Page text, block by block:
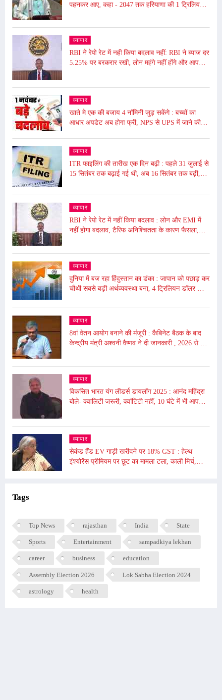
पहनकर आए, कहा - 2047 तक हरियाणा की 1 ट्रिलियन
व्यापार
RBI ने रेपो रेट में नही किया बदलाव नहीं: RBI ने ब्याज दर
5.25% पर बरकरार रखी, लोन महंगे नहीं होंगे और आपकी
व्यापार
खाते मे एक की बजाय 4 नॉमिनी जुड़ सकेंगे : बच्चों का
आधार अपडेट अब होगा फ्री, NPS से UPS में जाने की
व्यापार
ITR फाइलिंग की तारीख एक दिन बढ़ी : पहले 31 जुलाई से
15 सितंबर तक बढ़ाई गई थी, अब 16 सितंबर तक बढ़ी,
व्यापार
RBI ने रेपो रेट में नहीं किया बदलाव : लोन और EMI में
नहीं होगा बदलाव, टैरिफ अनिश्चितता के कारण फैसला,
व्यापार
दुनिया में बज रहा हिंदुस्तान का डंका : जापान को पछाड़ कर
चौथी सबसे बड़ी अर्थव्यवस्था बना, 4 ट्रिलियन डॉलर की
व्यापार
8वां वेतन आयोग बनाने की मंजूरी : कैबिनेट बैठक के बाद
केन्द्रीय मंत्री अश्वनी वैष्णव ने दी जानकारी , 2026 से लागू
व्यापार
विकसित भारत यंग लीडर्स डायलॉग 2025 : आनंद महिंद्रा
बोले- क्वालिटी जरूरी, क्वांटिटी नहीं, 10 घंटे में भी आप
व्यापार
सेकंड हैंड EV गाड़ी खरीदने पर 18% GST : हेल्थ
इंश्योरेंस प्रीमियम पर छूट का मामला टला, काली मिर्च,
Tags
Top News rajasthan India State
Sports Entertainment sampadkiya lekhan
career business education
Assembly Election 2026 Lok Sabha Election 2024
astrology health